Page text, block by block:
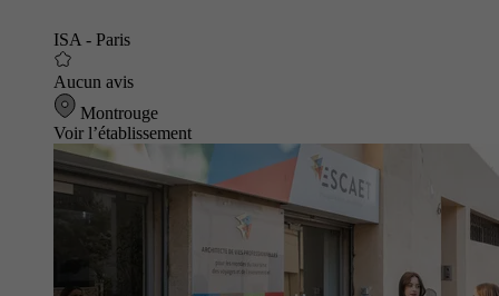
ISA - Paris
Aucun avis
Montrouge
Voir l’établissement